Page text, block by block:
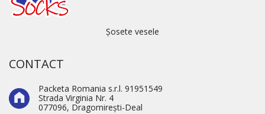
Șosete vesele
CONTACT
Packeta Romania s.r.l. 91951549
Strada Virginia Nr. 4
077096, Dragomirești-Deal